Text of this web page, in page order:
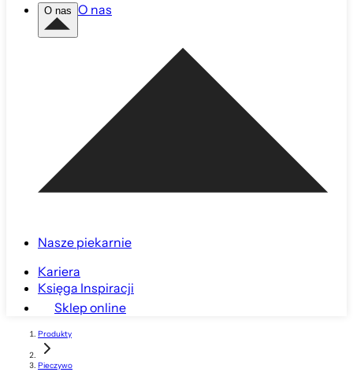
O nas O nas
Nasze piekarnie
Kariera
Księga Inspiracji
Sklep online
Produkty
Pieczywo